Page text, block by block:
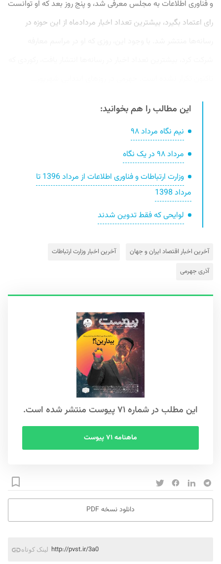
و فناوری اطلاعات به مجلس معرفی شد، و پنج روز بعد که او توانست
رای اعتماد بگیرد، بیشترین تعداد اخبار مردادماه از این حوزه در
این مطالب را هم بخوانید:
نیم نگاه مرداد ۹۸
مرداد ۹۸ در یک نگاه
وزارت ارتباطات و فناوری اطلاعات از مرداد 1396 تا
مرداد 1398
لوایحی که فقط تدوین شدند
آخرین اخبار اقتصاد ایران و جهان
آخرین اخبار وزارت ارتباطات
آذری جهرمی
این مطلب در شماره ۷۱ پیوست منتشر شده است.
ماهنامه ۷۱ پیوست
دانلود نسخه PDF
لینک کوتاه http://pvst.ir/3a0